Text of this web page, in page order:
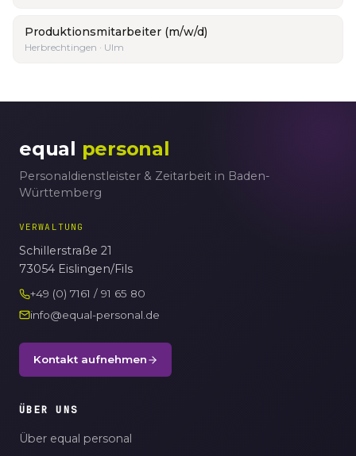
Produktionsmitarbeiter (m/w/d)
Herbrechtingen · Ulm
equal personal
Personaldienstleister & Zeitarbeit in Baden-
Württemberg
VERWALTUNG
Schillerstraße 21
73054 Eislingen/Fils
+49 (0) 7161 / 91 65 80
info@equal-personal.de
Kontakt aufnehmen
ÜBER UNS
Über equal personal